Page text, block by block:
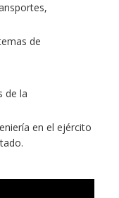
de
de la
en el ejército